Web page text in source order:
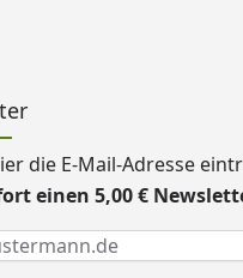
die E-Mail-Adresse
einen 5,00 €
erforderlich